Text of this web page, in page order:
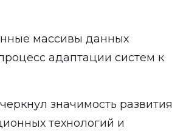
массивы данных
адаптации систем к
значимость развития
технологий и